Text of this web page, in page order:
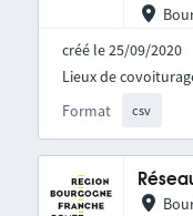
créé le 25/09/2020
Format csv
Lieux de